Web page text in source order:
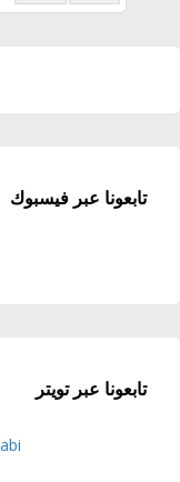
تابعونا عبر فيسبوك
تابعونا عبر تويتر